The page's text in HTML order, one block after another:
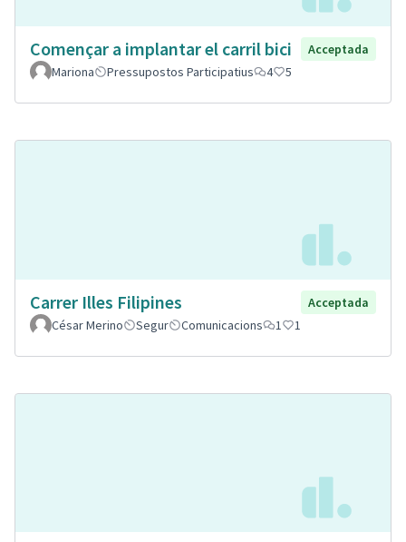
Començar a implantar el carril bici
Acceptada
Mariona
Pressupostos Participatius 4 5
Carrer Illes Filipines
Acceptada
César Merino
Segur Comunicacions 1 1